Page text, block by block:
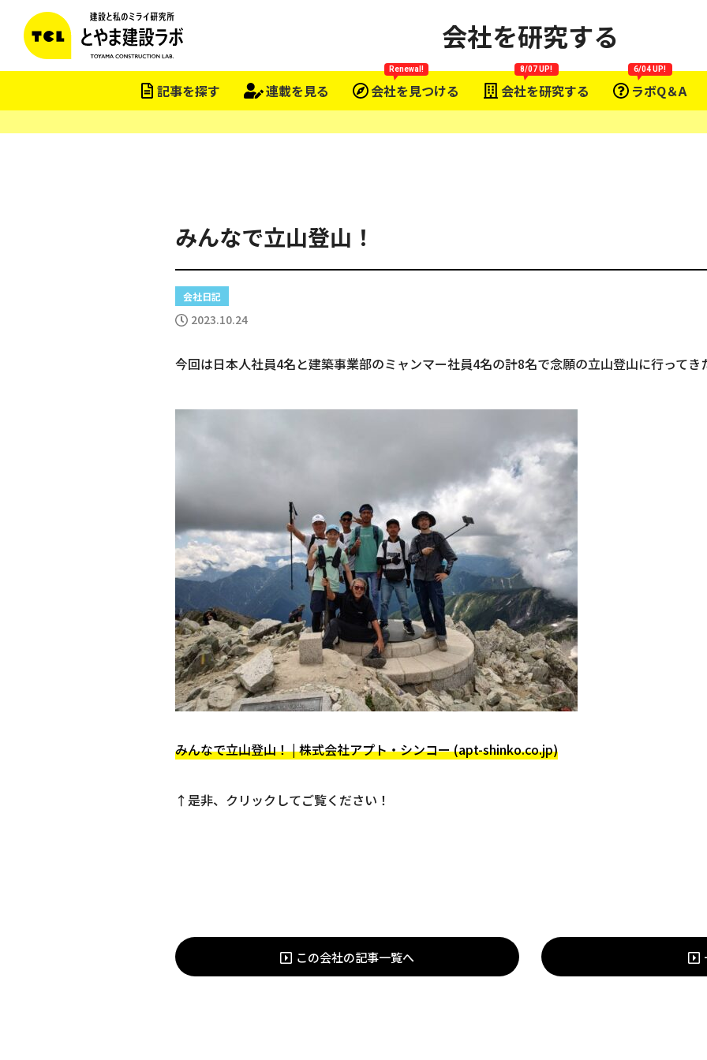
記事を探す 連載を見る 会社を見つける
Renewal!
会社を研究する
8/07 UP!
ラボQ＆A
6/04 UP!
会社を研究する
みんなで立山登山！
会社日記
2023.10.24
今回は日本人社員4名と建築事業部のミャンマー社員4名の計8名で念願の立山登山に行ってき
みんなで立山登山！ | 株式会社アプト・シンコー (apt-shinko.co.jp)
↑是非、クリックしてご覧ください！
この会社をもっと研究する
この会社の記事一覧へ